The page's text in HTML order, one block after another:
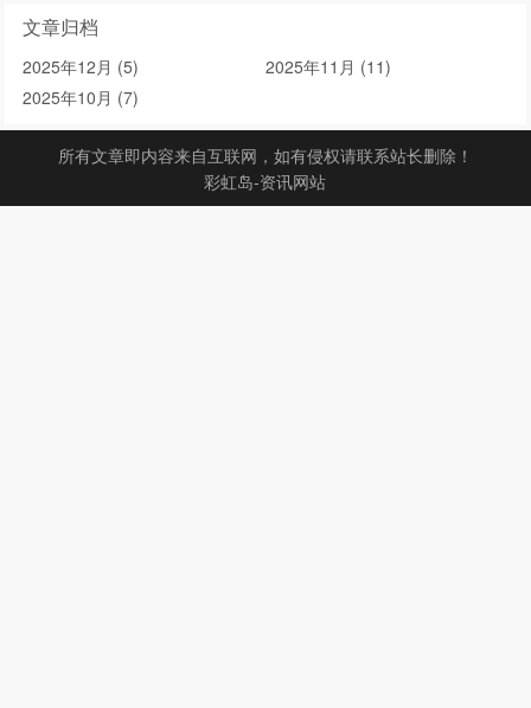
文章归档
2025年12月 (5)
2025年11月 (11)
2025年10月 (7)
所有文章即内容来自互联网，如有侵权请联系站长删除！
彩虹岛-资讯网站